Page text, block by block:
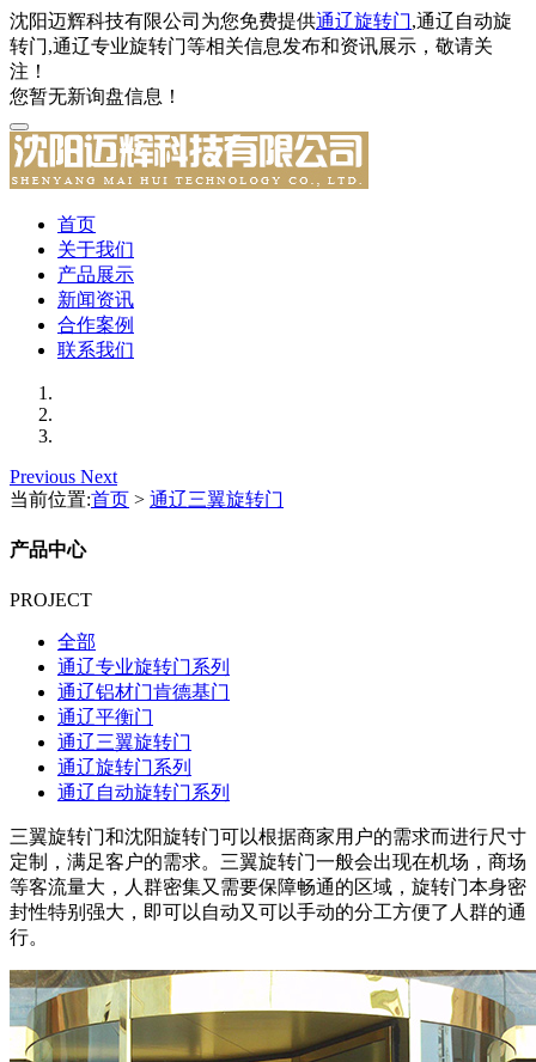
沈阳迈辉科技有限公司为您免费提供通辽旋转门,通辽自动旋
转门,通辽专业旋转门等相关信息发布和资讯展示，敬请关
注！
您暂无新询盘信息！
首页
关于我们
产品展示
新闻资讯
合作案例
联系我们
Previous Next
当前位置:首页 > 通辽三翼旋转门
产品中心
PROJECT
全部
通辽专业旋转门系列
通辽铝材门肯德基门
通辽平衡门
通辽三翼旋转门
通辽旋转门系列
通辽自动旋转门系列
三翼旋转门和沈阳旋转门可以根据商家用户的需求而进行尺寸
定制，满足客户的需求。三翼旋转门一般会出现在机场，商场
等客流量大，人群密集又需要保障畅通的区域，旋转门本身密
封性特别强大，即可以自动又可以手动的分工方便了人群的通
行。